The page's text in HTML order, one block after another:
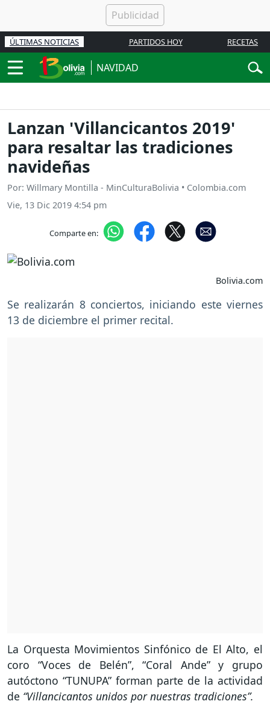
ÚLTIMAS NOTICIAS PARTIDOS HOY RECETAS
NAVIDAD
Lanzan 'Villancicantos 2019'
para resaltar las tradiciones
navideñas
Por: Willmary Montilla - MinCulturaBolivia • Colombia.com
Vie, 13 Dic 2019 4:54 pm
Comparte en:
Bolivia.com
Se realizarán 8 conciertos, iniciando este viernes
13 de diciembre el primer recital.
La Orquesta Movimientos Sinfónico de El Alto, el
coro “Voces de Belén”, “Coral Ande” y grupo
autóctono “TUNUPA” forman parte de la actividad
de “Villancicantos unidos por nuestras tradiciones”.